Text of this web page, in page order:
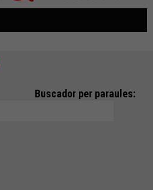
Buscador per paraules: